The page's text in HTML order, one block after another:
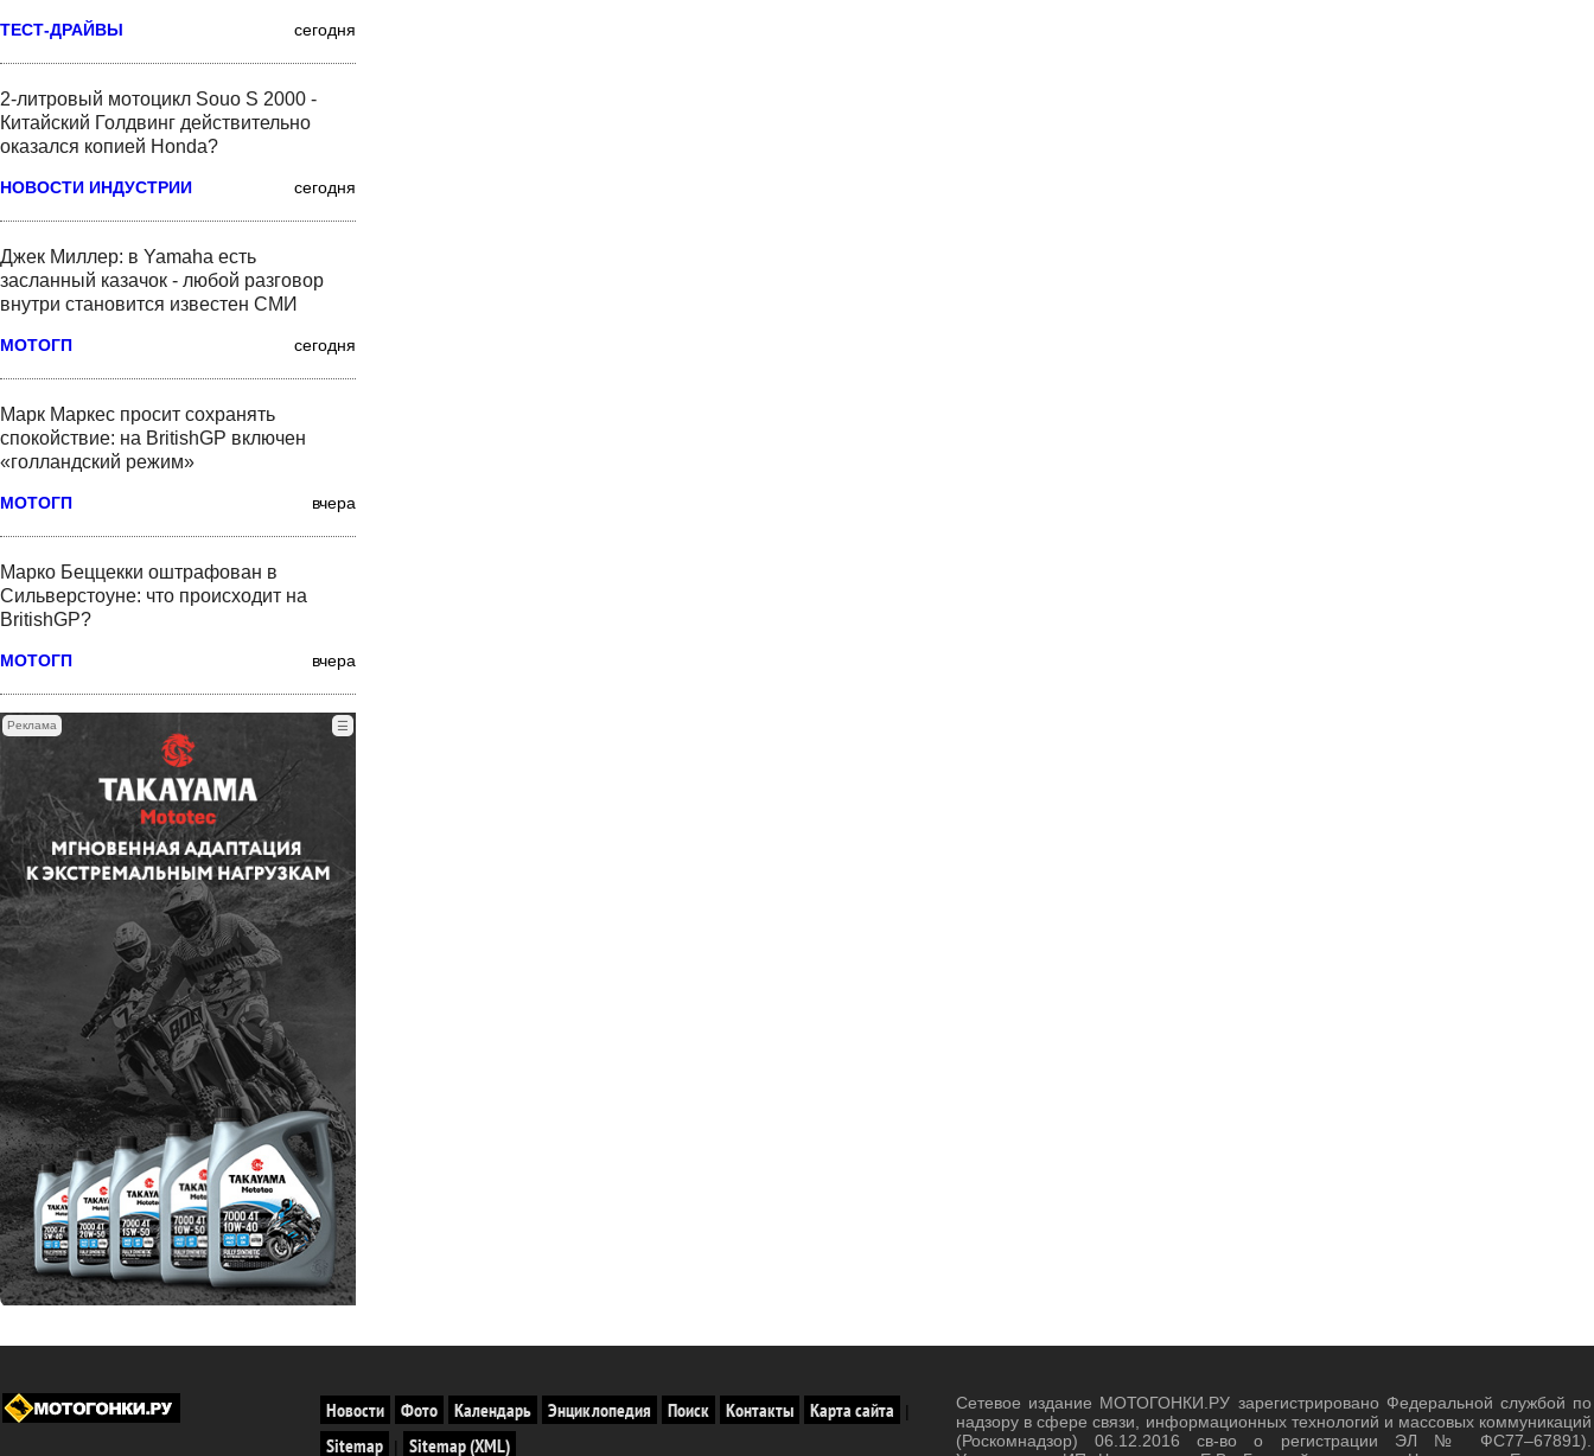
ТЕСТ-ДРАЙВЫ сегодня
2-литровый мотоцикл Souo S 2000 -
Китайский Голдвинг действительно
оказался копией Honda?
НОВОСТИ ИНДУСТРИИ сегодня
Джек Миллер: в Yamaha есть
засланный казачок - любой разговор
внутри становится известен СМИ
МОТОГП сегодня
Марк Маркес просит сохранять
спокойствие: на BritishGP включен
«голландский режим»
МОТОГП вчера
Марко Беццекки оштрафован в
Сильверстоуне: что происходит на
BritishGP?
МОТОГП вчера
Реклама ☰
Новости Фото Календарь Энциклопедия Поиск Контакты Карта сайта |
Sitemap | Sitemap (XML)
Сетевое издание МОТОГОНКИ.РУ зарегистрировано Федеральной службой по
надзору в сфере связи, информационных технологий и массовых коммуникаций
(Роскомнадзор) 06.12.2016 св-во о регистрации ЭЛ № ФС77–67891).